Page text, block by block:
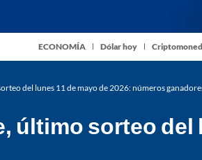
ECONOMÍA Dólar hoy
del lunes 11 de mayo de 2026: números
último sorteo del